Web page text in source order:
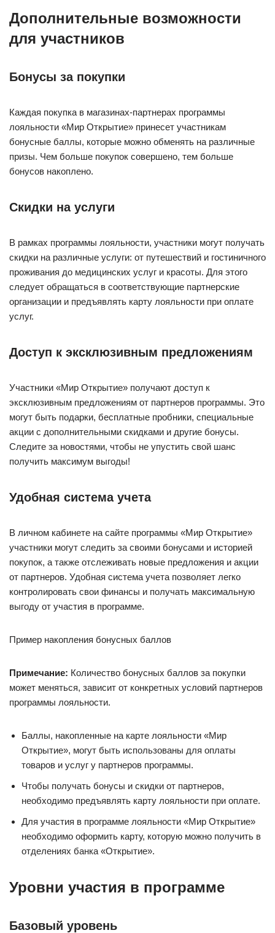
Дополнительные возможности
для участников
Бонусы за покупки
Каждая покупка в магазинах-партнерах программы
лояльности «Мир Открытие» принесет участникам
бонусные баллы, которые можно обменять на различные
призы. Чем больше покупок совершено, тем больше
бонусов накоплено.
Скидки на услуги
В рамках программы лояльности, участники могут получать
скидки на различные услуги: от путешествий и гостиничного
проживания до медицинских услуг и красоты. Для этого
следует обращаться в соответствующие партнерские
организации и предъявлять карту лояльности при оплате
услуг.
Доступ к эксклюзивным предложениям
Участники «Мир Открытие» получают доступ к
эксклюзивным предложениям от партнеров программы. Это
могут быть подарки, бесплатные пробники, специальные
акции с дополнительными скидками и другие бонусы.
Следите за новостями, чтобы не упустить свой шанс
получить максимум выгоды!
Удобная система учета
В личном кабинете на сайте программы «Мир Открытие»
участники могут следить за своими бонусами и историей
покупок, а также отслеживать новые предложения и акции
от партнеров. Удобная система учета позволяет легко
контролировать свои финансы и получать максимальную
выгоду от участия в программе.
Пример накопления бонусных баллов
Примечание: Количество бонусных баллов за покупки
может меняться, зависит от конкретных условий партнеров
программы лояльности.
Баллы, накопленные на карте лояльности «Мир
Открытие», могут быть использованы для оплаты
товаров и услуг у партнеров программы.
Чтобы получать бонусы и скидки от партнеров,
необходимо предъявлять карту лояльности при оплате.
Для участия в программе лояльности «Мир Открытие»
необходимо оформить карту, которую можно получить в
отделениях банка «Открытие».
Уровни участия в программе
Базовый уровень